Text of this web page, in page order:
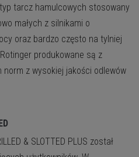
tarcz hamulcowych stosowany
małych z silnikami o
oraz bardzo często na tylniej
produkowane są z
z wysokiej jakości odlewów
& SLOTTED PLUS został